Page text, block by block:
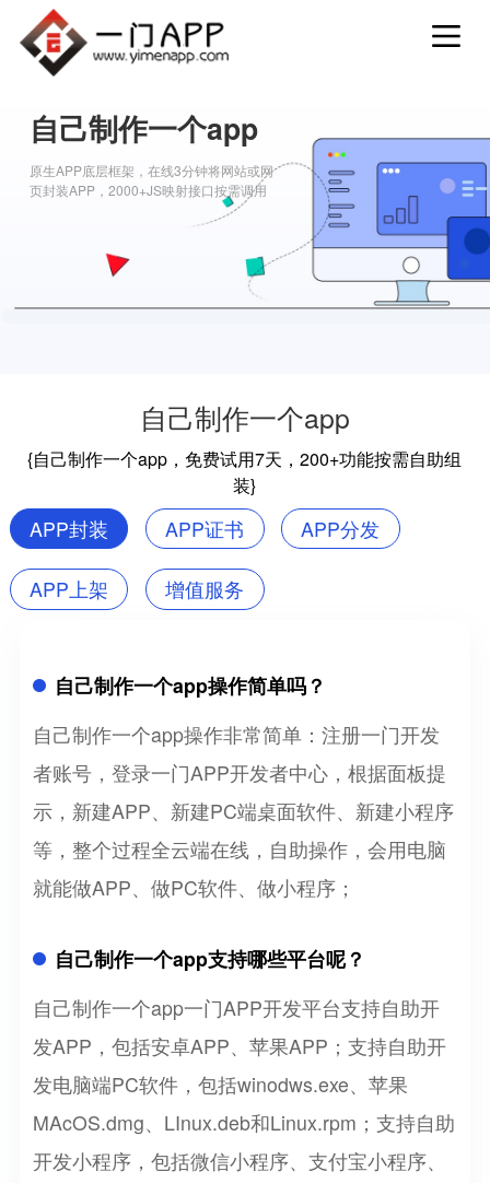
自己制作一个app
原生APP底层框架，在线3分钟将网站或网
页封装APP，2000+JS映射接口按需调用
自己制作一个app
{自己制作一个app，免费试用7天，200+功能按需自助组
装}
APP封装 APP证书 APP分发
APP上架 增值服务
自己制作一个app操作简单吗？
自己制作一个app操作非常简单：注册一门开发
者账号，登录一门APP开发者中心，根据面板提
示，新建APP、新建PC端桌面软件、新建小程序
等，整个过程全云端在线，自助操作，会用电脑
就能做APP、做PC软件、做小程序；
自己制作一个app支持哪些平台呢？
自己制作一个app一门APP开发平台支持自助开
发APP，包括安卓APP、苹果APP；支持自助开
发电脑端PC软件，包括winodws.exe、苹果
MAcOS.dmg、LInux.deb和Linux.rpm；支持自助
开发小程序，包括微信小程序、支付宝小程序、